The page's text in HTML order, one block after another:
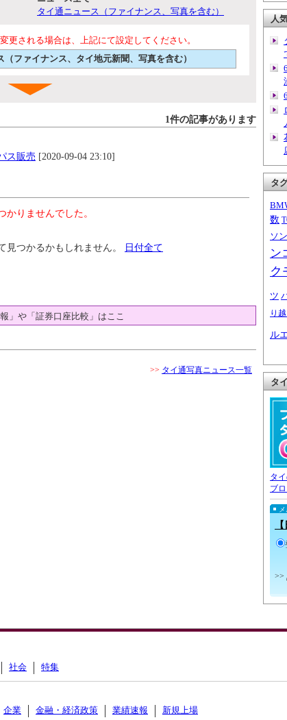
タイ通ニュース（ファイナンス、写真を含む）
更される場合は、上記にて設定してください。
ファイナンス、タイ地元新聞、写真を含む）
1件の記事があります
ス販売 [2020-09-04 23:10]
かりませんでした。
見つかるかもしれません。
日付全て
」や「証券口座比較」はここ
>> タイ通写真ニュース一覧
人
タ
数
ソ
ン
ク
ツ
り
ル
タ
タ
ブ
>>
社会 特集
企業 金融・経済政策 業績速報 新規上場